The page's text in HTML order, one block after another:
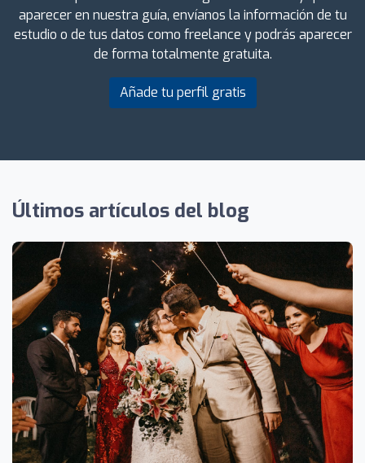
aparecer en nuestra guía, envíanos la información de tu
estudio o de tus datos como freelance y podrás aparecer
de forma totalmente gratuita.
Añade tu perfil gratis
Últimos artículos del blog